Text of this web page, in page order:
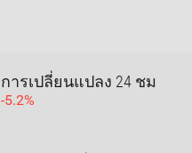
การเปลี่ยนแปลง 24 ชม
-5.2%